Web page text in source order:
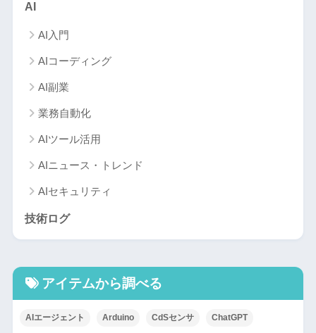
AI
AI入門
AIコーディング
AI副業
業務自動化
AIツール活用
AIニュース・トレンド
AIセキュリティ
技術ログ
アイテムから調べる
AIエージェント Arduino CdSセンサ ChatGPT